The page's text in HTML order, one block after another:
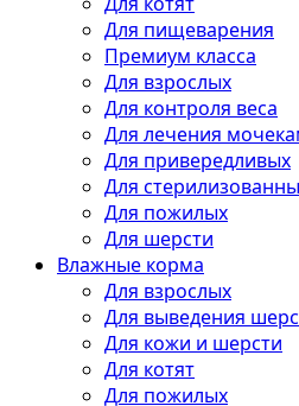
Для пищеварения
Премиум класса
Для взрослых
Для контроля веса
Для лечения
Для привередливых
Для
Для пожилых
Для шерсти
Влажные корма
Для взрослых
Для выведения
Для кожи и шерсти
Для котят
Для пожилых